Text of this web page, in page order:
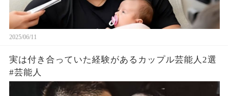
2025/06/11
実は付き合っていた経験があるカップル芸能人2選
#芸能人